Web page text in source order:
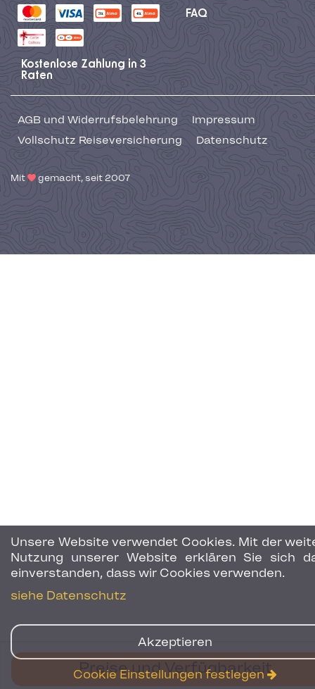
Preise und Verfügbarkeit
Unsere Website verwendet Cookies. Mit der
Nutzung unserer Website erklären Sie sich
einverstanden, dass wir Cookies verwenden.
siehe Datenschutz
Akzeptieren
Cookie Einstellungen festlegen
FAQ
Kostenlose Zahlung in 3
Raten
AGB und Widerrufsbelehrung
Impressum
Vollschutz Reiseversicherung
Datenschutz
Mit gemacht, seit 2007